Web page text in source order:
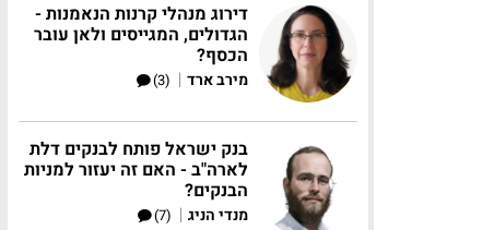
דירוג מנהלי קרנות הנאמנות -
הגדולים, המגייסים ולאן עובר
הכסף?
מירב ארד |
(3)
בנק ישראל פותח לבנקים דלת
לארה"ב - האם זה יעזור למניות
הבנקים?
מנדי הניג |
(7)